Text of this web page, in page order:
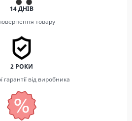
14 ДНІВ
товару
2 РОКИ
гарантії від виробника